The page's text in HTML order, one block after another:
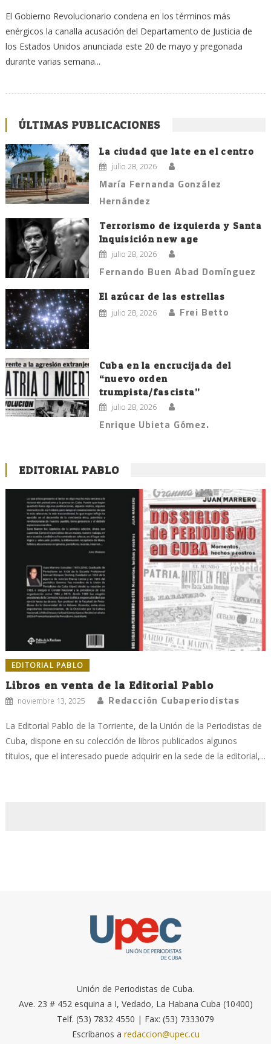
El Gobierno Revolucionario condena en los términos más
enérgicos la canalla acusación del Departamento de Justicia de
los Estados Unidos anunciada este 20 de mayo y pregonada
durante varias semana...
ÚLTIMAS PUBLICACIONES
La ciudad que late en el centro
julio 28, 2026
María Fernanda González
Hernández
Terrorismo de izquierda y Santa
Inquisición new age
julio 28, 2026
Fernando Buen Abad Domínguez
El azúcar de las estrellas
julio 28, 2026 Frei Betto
Cuba en la encrucijada del
“nuevo orden
trumpista/fascista”
julio 28, 2026
Enrique Ubieta Gómez.
EDITORIAL PABLO
EDITORIAL PABLO
Libros en venta de la Editorial Pablo
noviembre 13, 2025 Redacción Cubaperiodistas
La Editorial Pablo de la Torriente, de la Unión de la Periodistas de
Cuba, dispone en su colección de libros publicados algunos
títulos, que el interesado puede adquirir en la sede de la editorial,...
Unión de Periodistas de Cuba.
Ave. 23 # 452 esquina a I, Vedado, La Habana Cuba (10400)
Telf. (53) 7832 4550 | Fax: (53) 7333079
Escríbanos a redaccion@upec.cu